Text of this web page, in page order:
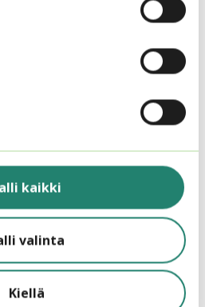
kaikki
valinta
Kiellä
uusi aika:
ovat